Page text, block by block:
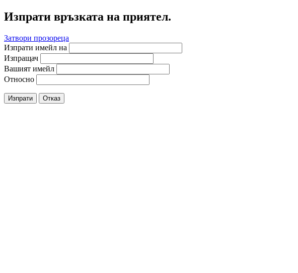
Изпрати връзката на приятел.
Затвори прозореца
Изпрати имейл на
Изпращач
Вашият имейл
Относно
Изпрати Отказ